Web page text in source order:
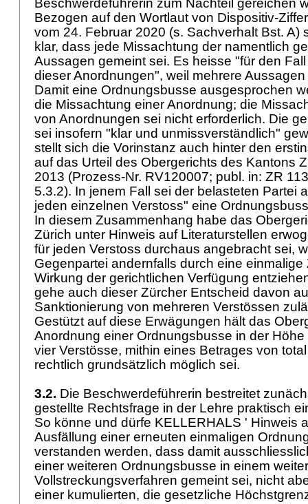
Beschwerdeführerin zum Nachteil gereichen
Bezogen auf den Wortlaut von Dispositiv-
vom 24. Februar 2020 (s. Sachverhalt Bst. A)
klar, dass jede Missachtung der namentlich
Aussagen gemeint sei. Es heisse "für den
dieser Anordnungen", weil mehrere
Damit eine Ordnungsbusse ausgesprochen
die Missachtung einer Anordnung; die
von Anordnungen sei nicht erforderlich. Die
sei insofern "klar und unmissverständlich"
stellt sich die Vorinstanz auch hinter den
auf das Urteil des Obergerichts des Kantons
2013 (Prozess-Nr. RV120007; publ. in: ZR
5.3.2). In jenem Fall sei der belasteten Partei
jeden einzelnen Verstoss" eine
In diesem Zusammenhang habe das
Zürich unter Hinweis auf Literaturstellen
für jeden Verstoss durchaus angebracht sei,
Gegenpartei andernfalls durch eine
Wirkung der gerichtlichen Verfügung
gehe auch dieser Zürcher Entscheid davon
Sanktionierung von mehreren Verstössen
Gestützt auf diese Erwägungen hält das
Anordnung einer Ordnungsbusse in der Höhe
vier Verstösse, mithin eines Betrages von
rechtlich grundsätzlich möglich sei.
3.2. Die Beschwerdeführerin bestreitet
gestellte Rechtsfrage in der Lehre praktisch
So könne und dürfe KELLERHALS ' Hinweis
Ausfällung einer erneuten einmaligen
verstanden werden, dass damit
einer weiteren Ordnungsbusse in einem
Vollstreckungsverfahren gemeint sei, nicht
einer kumulierten, die gesetzliche